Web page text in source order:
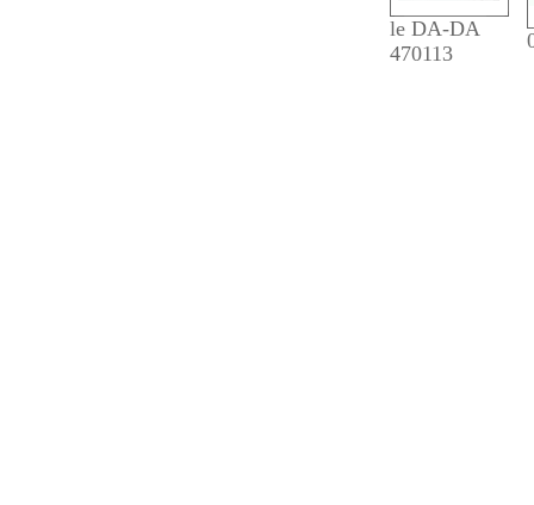
le DA-DA
470113